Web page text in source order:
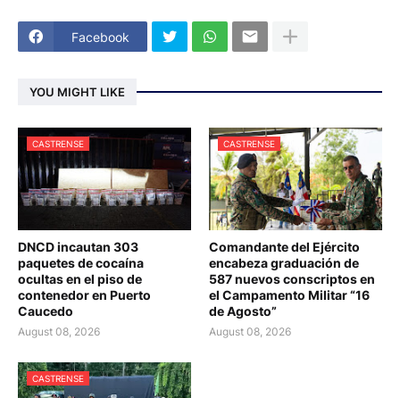
Facebook
YOU MIGHT LIKE
CASTRENSE
DNCD incautan 303
paquetes de cocaína
ocultas en el piso de
contenedor en Puerto
Caucedo
August 08, 2026
CASTRENSE
Comandante del Ejército
encabeza graduación de
587 nuevos conscriptos en
el Campamento Militar “16
de Agosto”
August 08, 2026
CASTRENSE